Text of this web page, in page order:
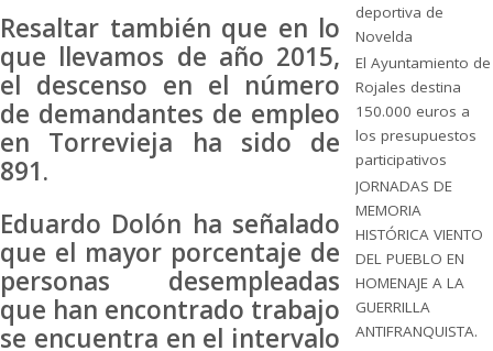
Resaltar también que en lo
que llevamos de año 2015,
el descenso en el número
de demandantes de empleo
en Torrevieja ha sido de
891.
Eduardo Dolón ha señalado
que el mayor porcentaje de
personas desempleadas
que han encontrado trabajo
se encuentra en el intervalo
deportiva de
Novelda
El Ayuntamiento de
Rojales destina
150.000 euros a
los presupuestos
participativos
JORNADAS DE
MEMORIA
HISTÓRICA VIENTO
DEL PUEBLO EN
HOMENAJE A LA
GUERRILLA
ANTIFRANQUISTA.